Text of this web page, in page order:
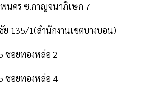
นคร ซ.กาญจนาภิเษก 7
ย 135/1(สำนักงานเขตบางบอน)
ซอยทองหล่อ 2
ซอยทองหล่อ 4